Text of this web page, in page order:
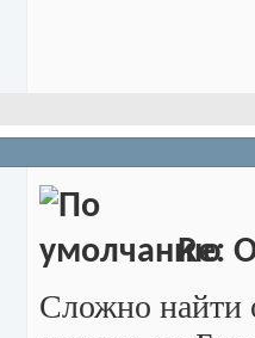
Re:
Сложно найти